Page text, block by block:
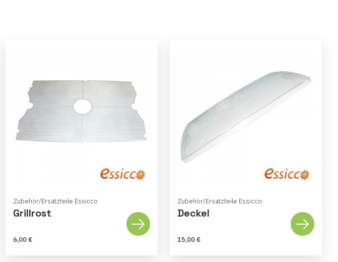
Zubehör/Ersatzteile Essicco
Grillrost
6,00 €
Zubehör/Ersatzteile Essicco
Deckel
15,00 €